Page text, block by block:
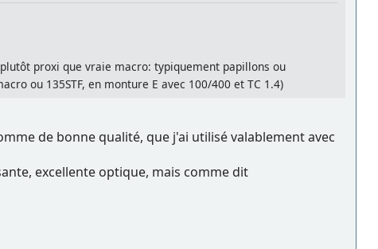
proxi que vraie macro: typiquement papillons ou
ou 135STF, en monture E avec 100/400 et TC 1.4)
de bonne qualité, que j'ai utilisé valablement avec
excellente optique, mais comme dit